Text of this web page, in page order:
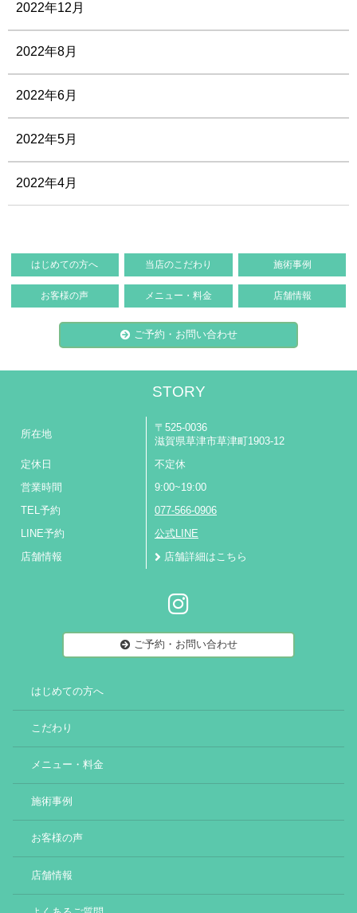
2022年12月
2022年8月
2022年6月
2022年5月
2022年4月
はじめての方へ 当店のこだわり 施術事例
お客様の声 メニュー・料金 店舗情報
ご予約・お問い合わせ
STORY
所在地
〒525-0036
滋賀県草津市草津町1903-12
定休日 不定休
営業時間 9:00~19:00
TEL予約 077-566-0906
LINE予約 公式LINE
店舗情報 店舗詳細はこちら
ご予約・お問い合わせ
はじめての方へ
こだわり
メニュー・料金
施術事例
お客様の声
店舗情報